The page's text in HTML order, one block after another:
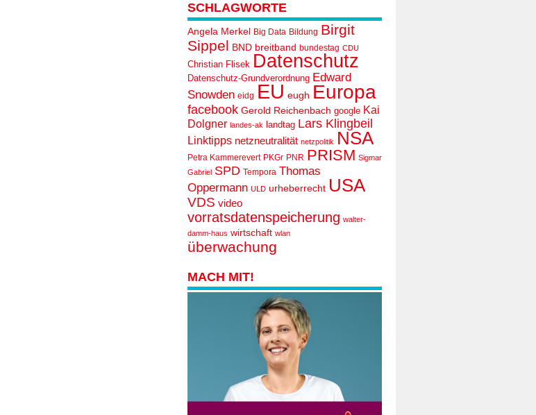
SCHLAGWORTE
Angela Merkel Big Data Bildung Birgit
Sippel BND breitband bundestag CDU
Christian Flisek Datenschutz
Datenschutz-Grundverordnung Edward
Snowden eidg EU eugh Europa
facebook Gerold Reichenbach google Kai
Dolgner landes-ak landtag Lars Klingbeil
Linktipps netzneutralität netzpolitik NSA
Petra Kammerevert PKGr PNR PRISM Sigmar
Gabriel SPD Tempora Thomas
Oppermann ULD urheberrecht USA
VDS video
vorratsdatenspeicherung walter-
damm-haus wirtschaft wlan
überwachung
MACH MIT!